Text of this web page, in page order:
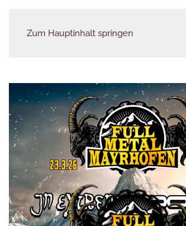
Zum Hauptinhalt springen